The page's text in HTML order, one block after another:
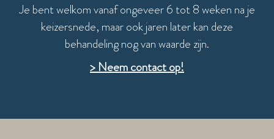
Je bent welkom vanaf ongeveer 6 tot 8 weken na je
keizersnede, maar ook jaren later kan deze
behandeling nog van waarde zijn.
> Neem contact op!